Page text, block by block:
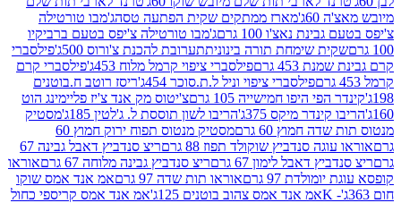
מארז ממתקים שקית הפתעה טסהג'מבו טורטילה
נאצ'ו 100 גרם
ג'מבו טורטילה צ'יפס בטעם ברביקיו
שימחת תורה בינוניתתערובת להכנת צ'ורוס 500ג'
פילסברי
453 גרם
פילסברי ציפוי קרמל מלוח 453ג'
פילסברי קרם
פילסברי ציפוי וניל ל.ת.סוכר 454ג'
ריסז רוטב ח.בוטנים
היפו חמישייה 105 גרם
צ'יטוס מק אנד צ'יז פליימינג הוט
מיקס 375ג'
הריבו לשון תוססת ל. ג'לטין 185ג'
מסטיק
חמוץ 60 גרם
מסטיק מנטוס תפוח ירוק חמוץ 60
סנדביץ שוקולד תפוז 88 גרם
ריצ סנדביץ דאבל גבינה 67
דאבל לימון 67 גרם
ריצ סנדביץ גבינה מלוחה 67 גרם
אוראו
97 גרם
אוראו תות שדה 97 גרם
אמ אנד אמס שוקו
אמ אנד אמס צהוב בוטנים 125ג'
אמ אנד אמס קריספי כחול